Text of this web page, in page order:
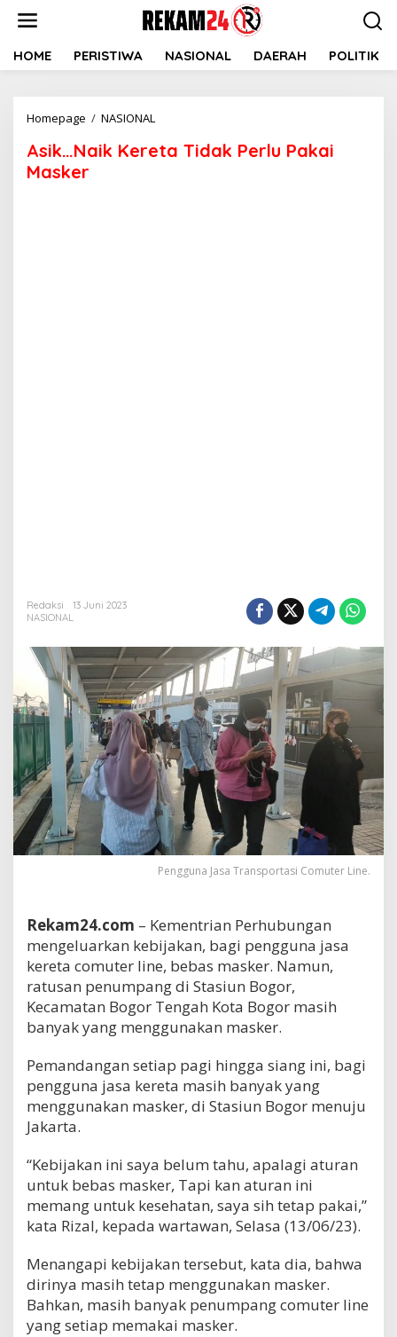
HOME PERISTIWA NASIONAL DAERAH POLITIK
Homepage / NASIONAL
Tidak
Asik…Naik Kereta Tidak Perlu Pakai
Masker
Redaksi
13 Juni 2023
NASIONAL
Pengguna Jasa Transportasi Comuter Line.
Rekam24.com – Kementrian Perhubungan
mengeluarkan kebijakan, bagi pengguna jasa
kereta comuter line, bebas masker. Namun,
ratusan penumpang di Stasiun Bogor,
Kecamatan Bogor Tengah Kota Bogor masih
banyak yang menggunakan masker.
Pemandangan setiap pagi hingga siang ini, bagi
pengguna jasa kereta masih banyak yang
menggunakan masker, di Stasiun Bogor menuju
Jakarta.
“Kebijakan ini saya belum tahu, apalagi aturan
untuk bebas masker, Tapi kan aturan ini
memang untuk kesehatan, saya sih tetap pakai,”
kata Rizal, kepada wartawan, Selasa (13/06/23).
Menangapi kebijakan tersebut, kata dia, bahwa
dirinya masih tetap menggunakan masker.
Bahkan, masih banyak penumpang comuter line
yang setiap memakai masker.